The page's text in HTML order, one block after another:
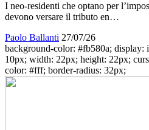
I neo-residenti che optano per
devono versare il tributo en…
Paolo Ballanti 27/07/26
background-color: #fb580a;
10px; width: 22px; height: 22px;
color: #fff; border-radius: 32px;